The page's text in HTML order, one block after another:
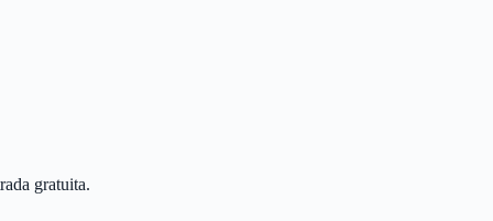
gratuita.